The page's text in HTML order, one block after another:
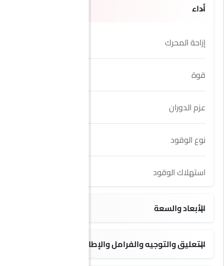
أداء
إزاحة المحرك
قوة
عزم الدوران
نوع الوقود
استهلاك الوقود
الأبعاد والسعة
التعليق والتوجيه والفرامل والإطارات